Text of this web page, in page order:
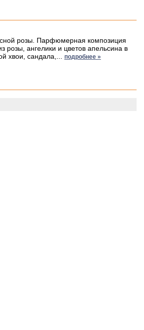
розы. Парфюмерная композиция
розы, ангелики и цветов апельсина в
хвои, сандала,... подробнее »